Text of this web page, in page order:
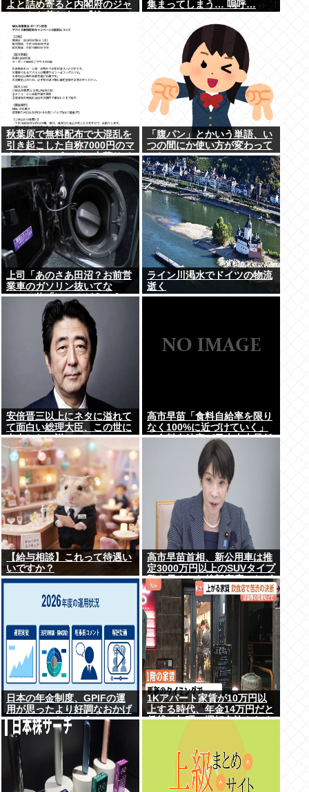
よと詰め寄ると内閣府のジャ
とすごまれた」
集まってしまう… 嗚呼…
秋葉原で無料配布で大混乱を
引き起こした自称7000円のマ
ウスとキーボード、中華サイ
トで1500円で売られるゴミだ
ったwww
「腹パン」とかいう単語、い
つの間にか使い方が変わって
いた・・・・・
上司「あのさあ田沼？お前営
業車のガソリン抜いてな
い？」俺「はぁ？どういうこ
とすか？」上司「自分の車に
入れ替えたりしてない？？」
⇒結果ｗｗ
ライン川渇水でドイツの物流
逝く
安倍晋三以上にネタに溢れて
て面白い総理大臣、この世に
存在しない説www
高市早苗「食料自給率を限り
なく100%に近づけていく」
→食料自給率が日本史上最低
になってしまう
【給与相談】これって待遇い
いですか？
高市早苗首相、新公用車は推
定3000万円以上のSUVタイプ
贅を尽くした後部座席でたば
こを吸うのが至福の時間か ど
んどん延びる乗車時間
日本の年金制度、GPIFの運
用が思ったより好調なおかげ
でなんとかなりそう
1Kアパート家賃が10万円以
上する時代、年金14万円だと
賃貸は無理、運転免許もなく